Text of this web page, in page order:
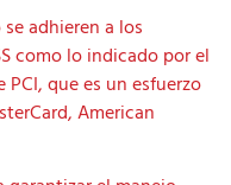
adhieren a los
como lo indicado por el
que es un esfuerzo
American